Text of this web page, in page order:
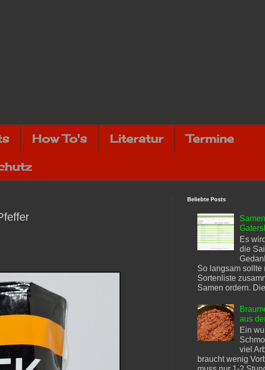
How To's Literatur Termine
Beliebte Posts
Es
die
So langsam sollte
Sortenliste
Samen ordern.
aus
Ein
viel
braucht wenig